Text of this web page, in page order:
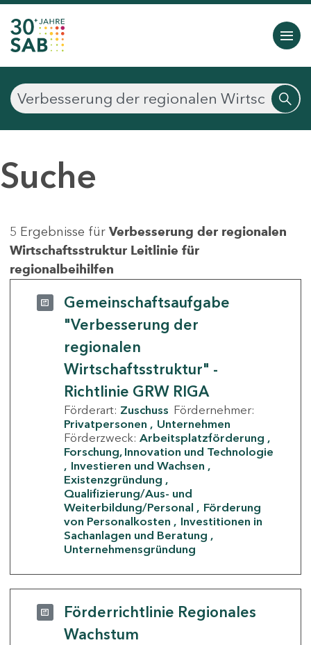
Suche
5 Ergebnisse für Verbesserung der regionalen
Wirtschaftsstruktur Leitlinie für
regionalbeihilfen
Gemeinschaftsaufgabe
"Verbesserung der
regionalen
Wirtschaftsstruktur" -
Richtlinie GRW RIGA
Förderart: Zuschuss Fördernehmer:
Privatpersonen
Unternehmen
Förderzweck: Arbeitsplatzförderung
Forschung, Innovation und Technologie
Investieren und Wachsen
Existenzgründung
Qualifizierung/Aus- und
Weiterbildung/Personal
Förderung
von Personalkosten
Investitionen in
Sachanlagen und Beratung
Unternehmensgründung
Förderrichtlinie Regionales
Wachstum